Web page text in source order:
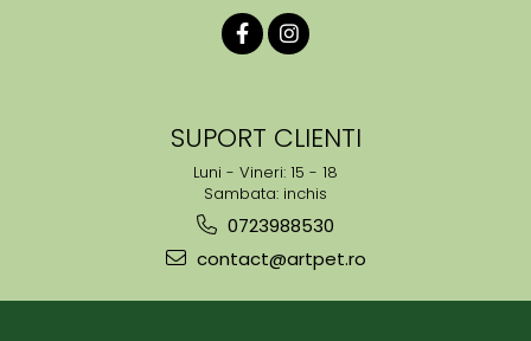
SUPORT CLIENTI
Luni - Vineri: 15 - 18
Sambata: inchis
0723988530
contact@artpet.ro